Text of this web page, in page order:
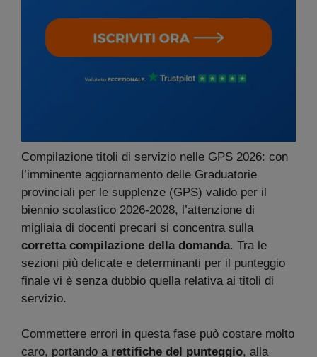
Compilazione titoli di servizio nelle GPS 2026: con
l’imminente aggiornamento delle Graduatorie
provinciali per le supplenze (GPS) valido per il
biennio scolastico 2026-2028, l’attenzione di
migliaia di docenti precari si concentra sulla
corretta compilazione della domanda. Tra le
sezioni più delicate e determinanti per il punteggio
finale vi è senza dubbio quella relativa ai titoli di
servizio.
Commettere errori in questa fase può costare molto
caro, portando a rettifiche del punteggio, alla